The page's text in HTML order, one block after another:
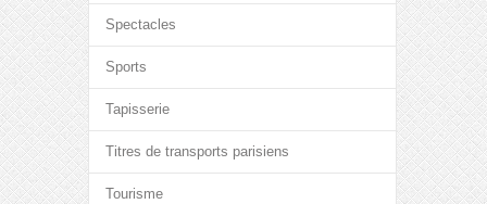
Spectacles
Sports
Tapisserie
Titres de transports parisiens
Tourisme